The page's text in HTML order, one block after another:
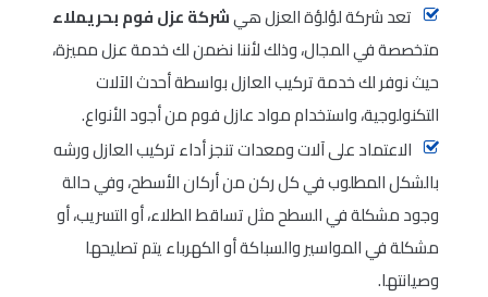
تعد شركة لؤلؤة العزل هيشركة عزل فوم بحريملاء
متخصصة في المجال، وذلك لأننا نضمن لك خدمة عزل مميزة،
حيث نوفر لك خدمة تركيب العازل بواسطة أحدث الآلات
التكنولوجية، واستخدام مواد عازل فوم من أجود الأنواع.
الاعتماد على آلات ومعدات تنجز أداء تركيب العازل ورشه
بالشكل المطلوب في كل ركن من أركان الأسطح، وفي حالة
وجود مشكلة في السطح مثل تساقط الطلاء، أو التسريب، أو
مشكلة في المواسير والسباكة أو الكهرباء يتم تصليحها
وصيانتها.